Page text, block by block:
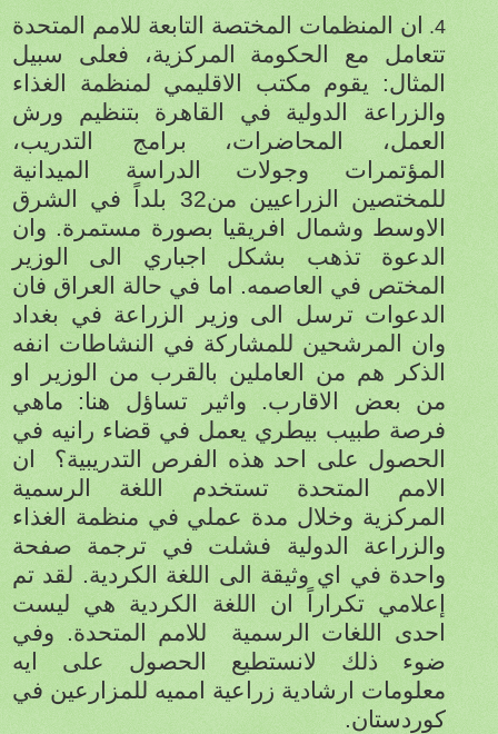
4.
ان المنظمات المختصة التابعة للامم المتحدة
تتعامل مع الحكومة المركزية، فعلى سبيل
المثال: يقوم مكتب الاقليمي لمنظمة الغذاء
والزراعة الدولية في القاهرة بتنظيم ورش
العمل، المحاضرات، برامج التدريب،
المؤتمرات وجولات الدراسة الميدانية
للمختصين الزراعيين من32 بلداً في الشرق
الاوسط وشمال افريقيا بصورة مستمرة. وان
الدعوة تذهب بشكل اجباري الى الوزير
المختص في العاصمه. اما في حالة العراق فان
الدعوات ترسل الى وزير الزراعة في بغداد
وان المرشحين للمشاركة في النشاطات انفه
الذكر هم من العاملين بالقرب من الوزير او
من بعض الاقارب. واثير تساؤل هنا: ماهي
فرصة طبيب بيطري يعمل في قضاء رانيه في
الحصول على احد هذه الفرص التدريبية؟
ان
الامم المتحدة تستخدم اللغة الرسمية
المركزية وخلال مدة عملي في منظمة الغذاء
والزراعة الدولية فشلت في ترجمة صفحة
واحدة في اي وثيقة الى اللغة الكردية. لقد تم
إعلامي تكراراً ان اللغة الكردية هي ليست
احدى اللغات الرسمية
للامم المتحدة. وفي
ضوء ذلك لانستطيع الحصول على ايه
معلومات ارشادية زراعية امميه للمزارعين في
كوردستان.